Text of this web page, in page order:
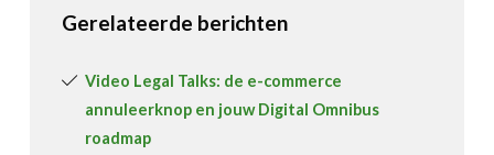
Gerelateerde berichten
Video Legal Talks: de e-commerce
annuleerknop en jouw Digital Omnibus
roadmap